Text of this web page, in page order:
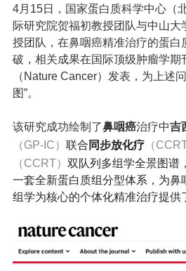
4月15日， 国家蛋白质科学中心（
际研究院贺福初教授团队与中山大
授团队，在鼻咽癌精准治疗的蛋白
破，相关成果在国际顶级肿瘤学期
（ Nature Cancer）发表，为上述
图”。
该研究成功绘制了鼻咽癌治疗中吉
（GP-IC） 联合 同步放化疗（CCRT
（CCRT） 双队列多组学全景图谱
一套全新蛋白质组分型体系，为鼻
组学为核心的个体化精准治疗提供